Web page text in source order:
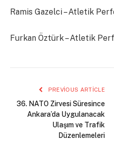
Ramis Gazelci – Atletik
Furkan Öztürk – Atletik
PREVIOUS ARTICLE
36. NATO Zirvesi Süresince
Ankara’da Uygulanacak
Ulaşım ve Trafik
Düzenlemeleri